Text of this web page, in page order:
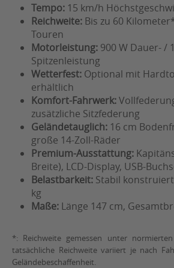
Tempo: 15 km/h
Reichweite: Bis zu 60
Touren
Motorleistung: 900 W Dauer- /
Spitzenleistung
Wetterfest: Optional mit
erhältlich
Komfort-Fahrwerk:
zusätzliche Sitzfederung
Geländetauglich: 16 cm
große 14-Zoll-Räder
Premium-Ausstattung:
Breite), LCD-Display, USB-
Belastbarkeit: Stabil
kg
Maße: Länge 147 cm,
*: Reichweite gemessen unter
tatsächliche Reichweite variiert je nach
Geländebeschaffenheit.